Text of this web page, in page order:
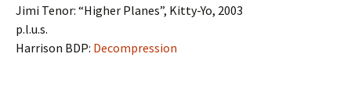
Jimi Tenor: “Higher Planes”, Kitty-Yo, 2003
p.l.u.s.
Harrison BDP: Decompression